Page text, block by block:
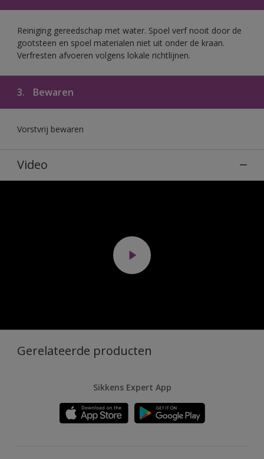
Reiniging gereedschap met water. Spoel verf nooit door de
gootsteen en spoel materialen niet uit onder de kraan.
Verfresten afvoeren volgens lokale richtlijnen.
3. Bewaren
Vorstvrij bewaren
Video
Gerelateerde producten
Sikkens Expert App